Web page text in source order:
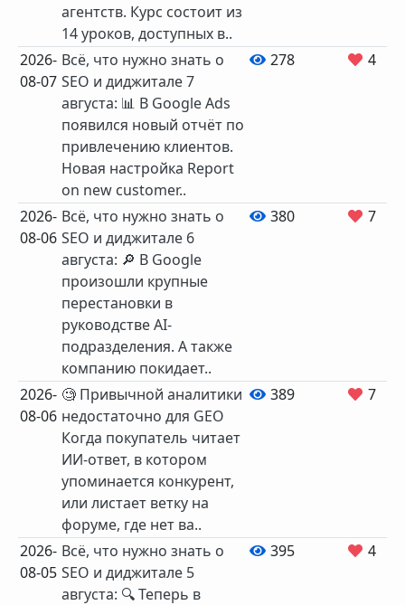
агентств. Курс состоит из
14 уроков, доступных в..
2026-
08-07
Всё, что нужно знать о
SEO и диджитале 7
августа: 📊 В Google Ads
появился новый отчёт по
привлечению клиентов.
Новая настройка Report
on new customer..
278 4
2026-
08-06
Всё, что нужно знать о
SEO и диджитале 6
августа: 🔎 В Google
произошли крупные
перестановки в
руководстве AI-
подразделения. А также
компанию покидает..
380 7
2026-
08-06
🧐 Привычной аналитики
недостаточно для GEO
Когда покупатель читает
ИИ-ответ, в котором
упоминается конкурент,
или листает ветку на
форуме, где нет ва..
389 7
2026-
08-05
Всё, что нужно знать о
SEO и диджитале 5
августа: 🔍 Теперь в
395 4